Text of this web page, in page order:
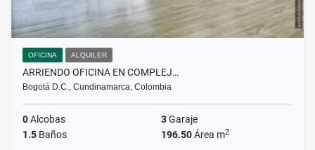
OFICINA ALQUILER
ARRIENDO OFICINA EN COMPLEJ…
Bogotá D.C., Cundinamarca, Colombia
0Alcobas 3Garaje
1.5 Baños 196.50Área m2